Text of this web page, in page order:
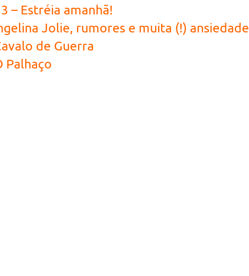
– Estréia amanhã!
Jolie, rumores e muita (!) ansiedade
de Guerra
Palhaço